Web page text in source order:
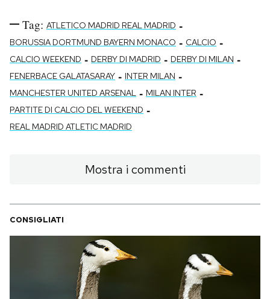
Tag: ATLETICO MADRID REAL MADRID -
BORUSSIA DORTMUND BAYERN MONACO - CALCIO -
CALCIO WEEKEND - DERBY DI MADRID - DERBY DI MILAN -
FENERBACE GALATASARAY - INTER MILAN -
MANCHESTER UNITED ARSENAL - MILAN INTER -
PARTITE DI CALCIO DEL WEEKEND -
REAL MADRID ATLETIC MADRID
Mostra i commenti
CONSIGLIATI